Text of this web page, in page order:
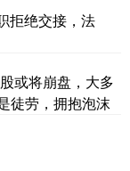
拒绝交接，法
或将崩盘，大多
徒劳，拥抱泡沫